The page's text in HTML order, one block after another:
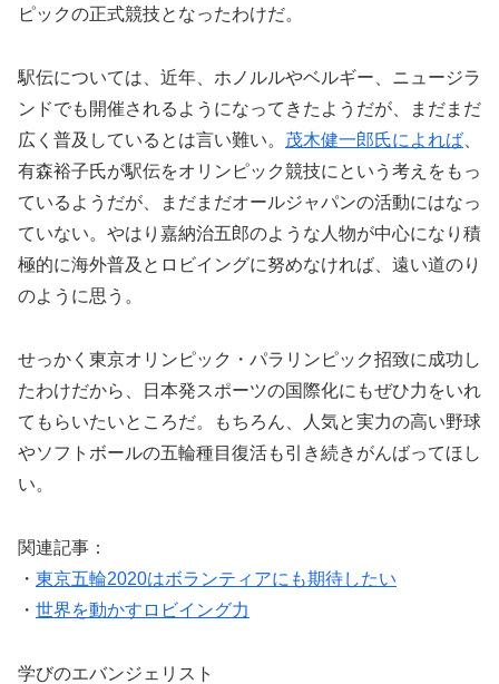
ピックの正式競技となったわけだ。
駅伝については、近年、ホノルルやベルギー、ニュージラ
ンドでも開催されるようになってきたようだが、まだまだ
広く普及しているとは言い難い。 茂木健一郎氏によれば
有森裕子氏が駅伝をオリンピック競技にという考えをもっ
ているようだが、まだまだオールジャパンの活動にはなっ
ていない。やはり嘉納治五郎のような人物が中心になり積
極的に海外普及とロビイングに努めなければ、遠い道のり
のように思う。
せっかく東京オリンピック・パラリンピック招致に成功し
たわけだから、日本発スポーツの国際化にもぜひ力をいれ
てもらいたいところだ。もちろん、人気と実力の高い野球
やソフトボールの五輪種目復活も引き続きがんばってほし
い。
関連記事：
・ 東京五輪2020はボランティアにも期待したい
・ 世界を動かすロビイング力
学びのエバンジェリスト